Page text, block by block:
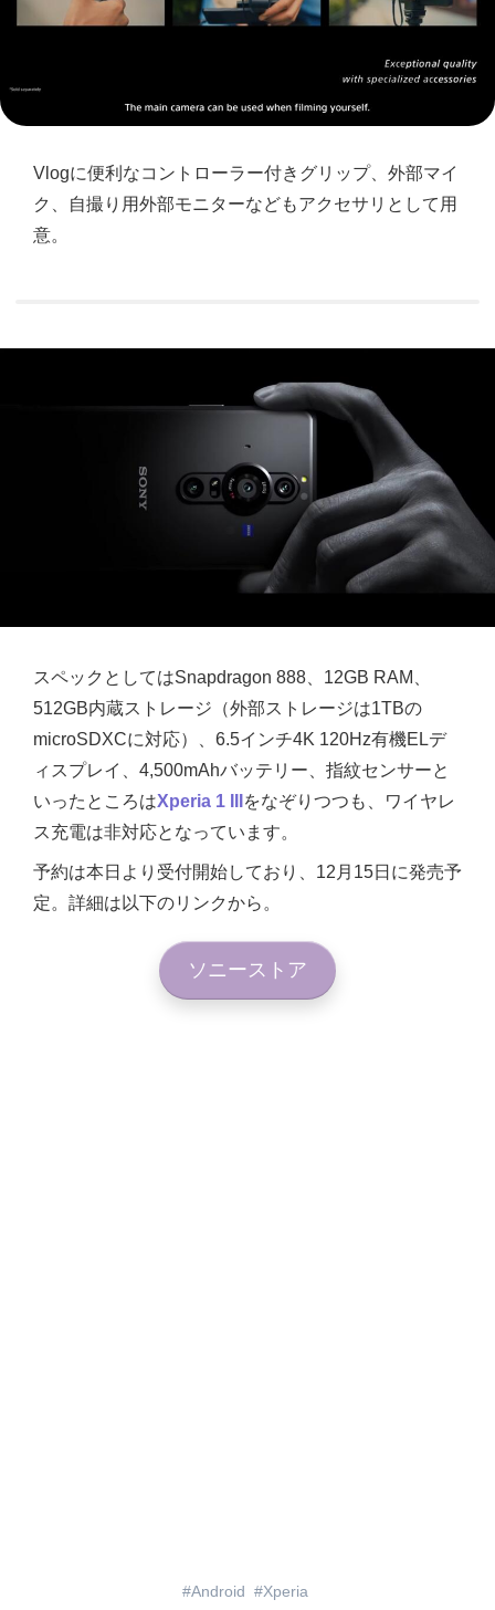
Vlogに便利なコントローラー付きグリップ、外部マイ
ク、自撮り用外部モニターなどもアクセサリとして用
意。
スペックとしてはSnapdragon 888、12GB RAM、
512GB内蔵ストレージ（外部ストレージは1TBの
microSDXCに対応）、6.5インチ4K 120Hz有機ELデ
ィスプレイ、4,500mAhバッテリー、指紋センサーと
いったところはXperia 1 III
をなぞりつつも、ワイヤレ
ス充電は非対応となっています。
予約は本日より受付開始しており、12月15日に発売予
定。詳細は以下のリンクから。
ソニーストア
Android Xperia